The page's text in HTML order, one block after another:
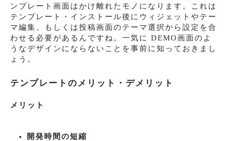
ンプレート画面はかけ離れたモノになります。これは
テンプレート・インストール後にウィジェットやテー
マ編集、もしくは投稿画面のテーマ選択から設定を合
わせる必要があるんですね。一気に DEMO画面のよ
うなデザインにならないことを事前に知っておきまし
ょう。
テンプレートのメリット・デメリット
メリット
開発時間の短縮